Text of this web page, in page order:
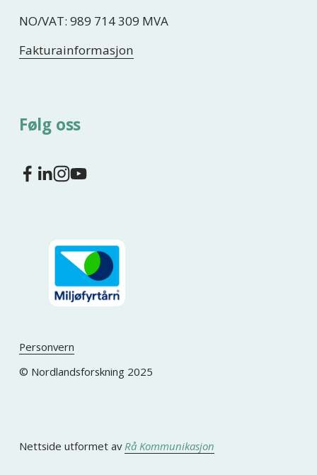
NO/VAT: 989 714 309 MVA
Fakturainformasjon
Følg oss
Personvern
© Nordlandsforskning 2025
Nettside utformet av Rå Kommunikasjon